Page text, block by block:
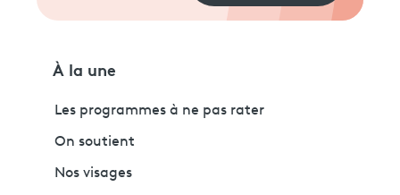
À la une
Les programmes à ne pas rater
On soutient
Nos visages